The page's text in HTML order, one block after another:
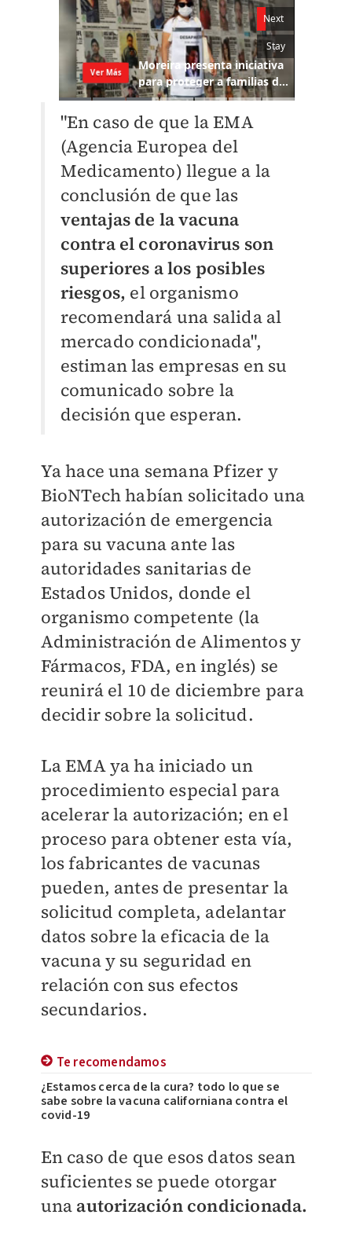
"En caso de que la EMA
(Agencia Europea del
Medicamento) llegue a la
conclusión de que las
ventajas de la vacuna
contra el coronavirus son
superiores a los posibles
riesgos, el organismo
recomendará una salida al
mercado condicionada",
estiman las empresas en su
comunicado sobre la
decisión que esperan.
Ya hace una semana Pfizer y
BioNTech habían solicitado una
autorización de emergencia
para su vacuna ante las
autoridades sanitarias de
Estados Unidos, donde el
organismo competente (la
Administración de Alimentos y
Fármacos, FDA, en inglés) se
reunirá el 10 de diciembre para
decidir sobre la solicitud.
La EMA ya ha iniciado un
procedimiento especial para
acelerar la autorización; en el
proceso para obtener esta vía,
los fabricantes de vacunas
pueden, antes de presentar la
solicitud completa, adelantar
datos sobre la eficacia de la
vacuna y su seguridad en
relación con sus efectos
secundarios.
Te recomendamos
¿Estamos cerca de la cura? todo lo que se
sabe sobre la vacuna californiana contra el
covid-19
En caso de que esos datos sean
suficientes se puede otorgar
una autorización condicionada.